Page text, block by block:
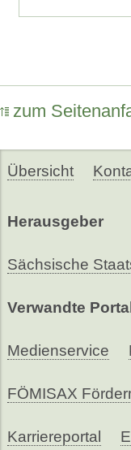
zum
Übersicht
Herausgeber
Sächsische
Verwandte
Medienservice
FÖMISAX
Karriereportal